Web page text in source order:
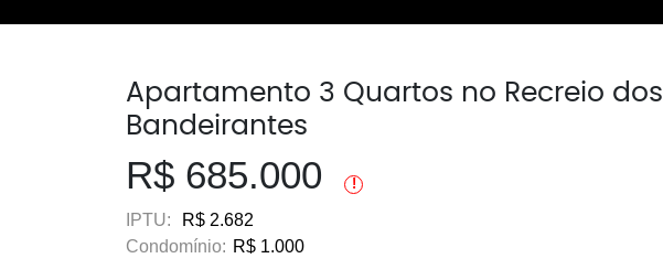
Apartamento 3 Quartos no Recreio dos
Bandeirantes
R$ 685.000 !
IPTU:
R$ 2.682
Condomínio: R$ 1.000